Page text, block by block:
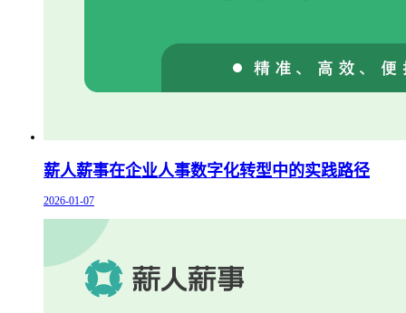
薪人薪事在企业人事数字化转型中的实践路径
2026-01-07